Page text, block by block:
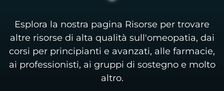
Esplora la nostra pagina Risorse per trovare
altre risorse di alta qualità sull'omeopatia, dai
corsi per principianti e avanzati, alle farmacie,
ai professionisti, ai gruppi di sostegno e molto
altro.